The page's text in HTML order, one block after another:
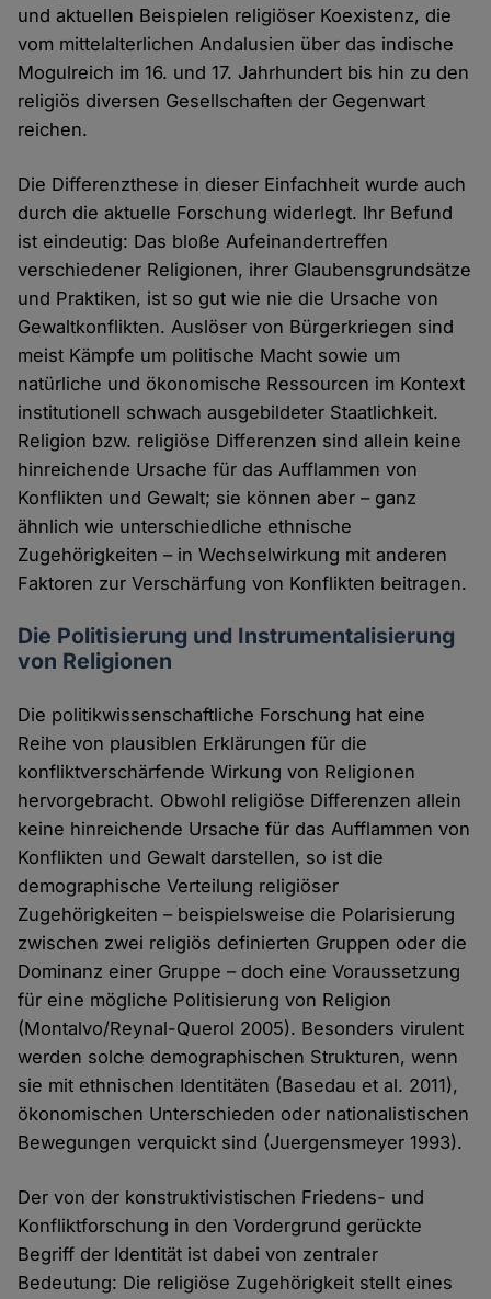
und aktuellen Beispielen religiöser Koexistenz, die
vom mittelalterlichen Andalusien über das indische
Mogulreich im 16. und 17. Jahrhundert bis hin zu den
religiös diversen Gesellschaften der Gegenwart
reichen.
Die Differenzthese in dieser Einfachheit wurde auch
durch die aktuelle Forschung widerlegt. Ihr Befund
ist eindeutig: Das bloße Aufeinandertreffen
verschiedener Religionen, ihrer Glaubensgrundsätze
und Praktiken, ist so gut wie nie die Ursache von
Gewaltkonflikten. Auslöser von Bürgerkriegen sind
meist Kämpfe um politische Macht sowie um
natürliche und ökonomische Ressourcen im Kontext
institutionell schwach ausgebildeter Staatlichkeit.
Religion bzw. religiöse Differenzen sind allein keine
hinreichende Ursache für das Aufflammen von
Konflikten und Gewalt; sie können aber – ganz
ähnlich wie unterschiedliche ethnische
Zugehörigkeiten – in Wechselwirkung mit anderen
Faktoren zur Verschärfung von Konflikten beitragen.
Die Politisierung und Instrumentalisierung
von Religionen
Die politikwissenschaftliche Forschung hat eine
Reihe von plausiblen Erklärungen für die
konfliktverschärfende Wirkung von Religionen
hervorgebracht. Obwohl religiöse Differenzen allein
keine hinreichende Ursache für das Aufflammen von
Konflikten und Gewalt darstellen, so ist die
demographische Verteilung religiöser
Zugehörigkeiten – beispielsweise die Polarisierung
zwischen zwei religiös definierten Gruppen oder die
Dominanz einer Gruppe – doch eine Voraussetzung
für eine mögliche Politisierung von Religion
(Montalvo/Reynal-Querol 2005). Besonders virulent
werden solche demographischen Strukturen, wenn
sie mit ethnischen Identitäten (Basedau et al. 2011),
ökonomischen Unterschieden oder nationalistischen
Bewegungen verquickt sind (Juergensmeyer 1993).
Der von der konstruktivistischen Friedens- und
Konfliktforschung in den Vordergrund gerückte
Begriff der Identität ist dabei von zentraler
Bedeutung: Die religiöse Zugehörigkeit stellt eines